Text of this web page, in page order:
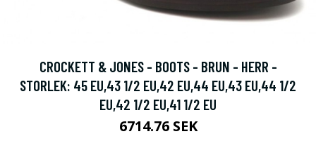
CROCKETT & JONES - BOOTS - BRUN - HERR -
STORLEK: 45 EU,43 1/2 EU,42 EU,44 EU,43 EU,44 1/2
EU,42 1/2 EU,41 1/2 EU
6714.76 SEK